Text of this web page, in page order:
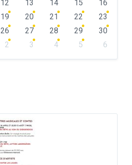
12 13 14 15
16
19 20 21 22
23
26 27 28 29
30
2 3 4 5
6